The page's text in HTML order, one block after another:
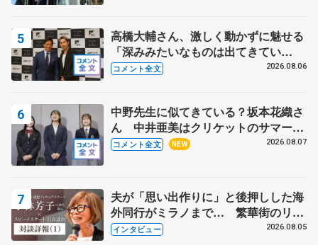
高橋大輔さん、激しく動かずに魅せる
「深みみたいなものは出てきてい
る？」 〝兄さん〟と慕うレジェンド
コメント全文 2026.08.06
中野先生に似てきている？坂本花織さ
ん 中井亜美はクリケットのサマーキ
ャンプに 島田麻央はたくさん試合に
コメント全文 NEW 2026.08.07
夫が「思い出作りに」と後押しした海
外同行がミラノまで… 繁華街のリン
クでは不良のお兄さんも味方に 小林
インタビュー 2026.08.05